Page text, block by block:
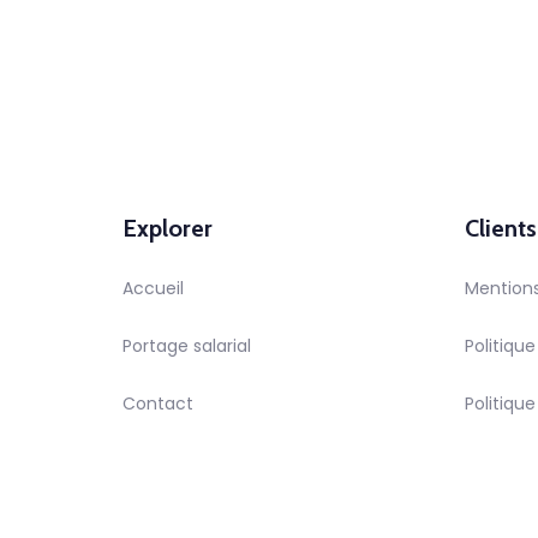
Explorer
Accueil
Portage salarial
Contact
Clients